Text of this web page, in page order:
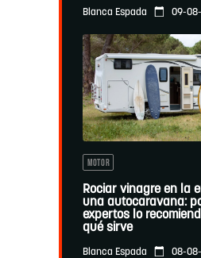
Blanca Espada 09-
MOTOR
Rociar vinagre en la
una autocaravana:
expertos lo
qué sirve
Blanca Espada 08-